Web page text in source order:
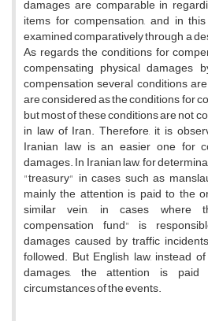
damages are comparable in
items for compensation, and in
examined comparatively through a
As regards the conditions for
compensating physical damages
compensation several conditions
are considered as the conditions for
but most of these conditions are not
in law of Iran. Therefore, it is
Iranian law is an easier one for
damages. In Iranian law, for
"treasury" in cases such as
mainly the attention is paid to the
similar vein, in cases where
compensation fund" is
damages caused by traffic
followed. But English law, instead
damages, the attention is
circumstances of the events.